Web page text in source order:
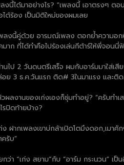
งนี้ได้มาอย่างไร? “เพลงนี้ เอาตรงๆ ต
ด้ร้อง เป็นมิติใหม่ของผมเลย
ลงนี้คู่ด้วย อารมณ์เพลง ตอกย้ำความอ
าก ที่ได้ทำคือไปร้องเล่นกีต้าร์ให้พี่จอน
นไป 2 วันดนตรีเสร็จ ผมกับอาร์มมาใส่เ
ย 3 ธ.ค.วันแรก ติด# 3ในมาแรง และติ
ผลงานของเก่งเองก็ซุ่มทำอยู่? “ครับทำ
รปิดท้ายบ้าง?
ง ฝากเพลงเขาบ่กล้าเปิดโตมึงดอก,เม
รับ”
กว่า “เก่ง สยาม”กับ “อาร์ม กระนวน” เ